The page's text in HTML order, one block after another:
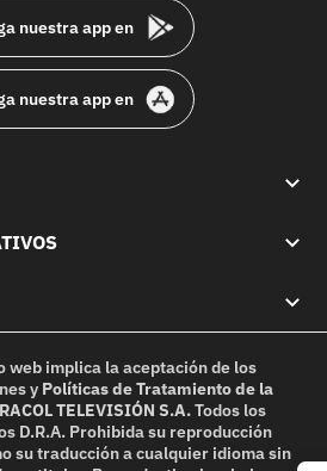
nuestra app en
nuestra app en
web implica la aceptación de los
y Políticas de Tratamiento de la
TELEVISIÓN S.A.Todos los
D.R.A. Prohibida su reproducción
su traducción a cualquier idioma sin